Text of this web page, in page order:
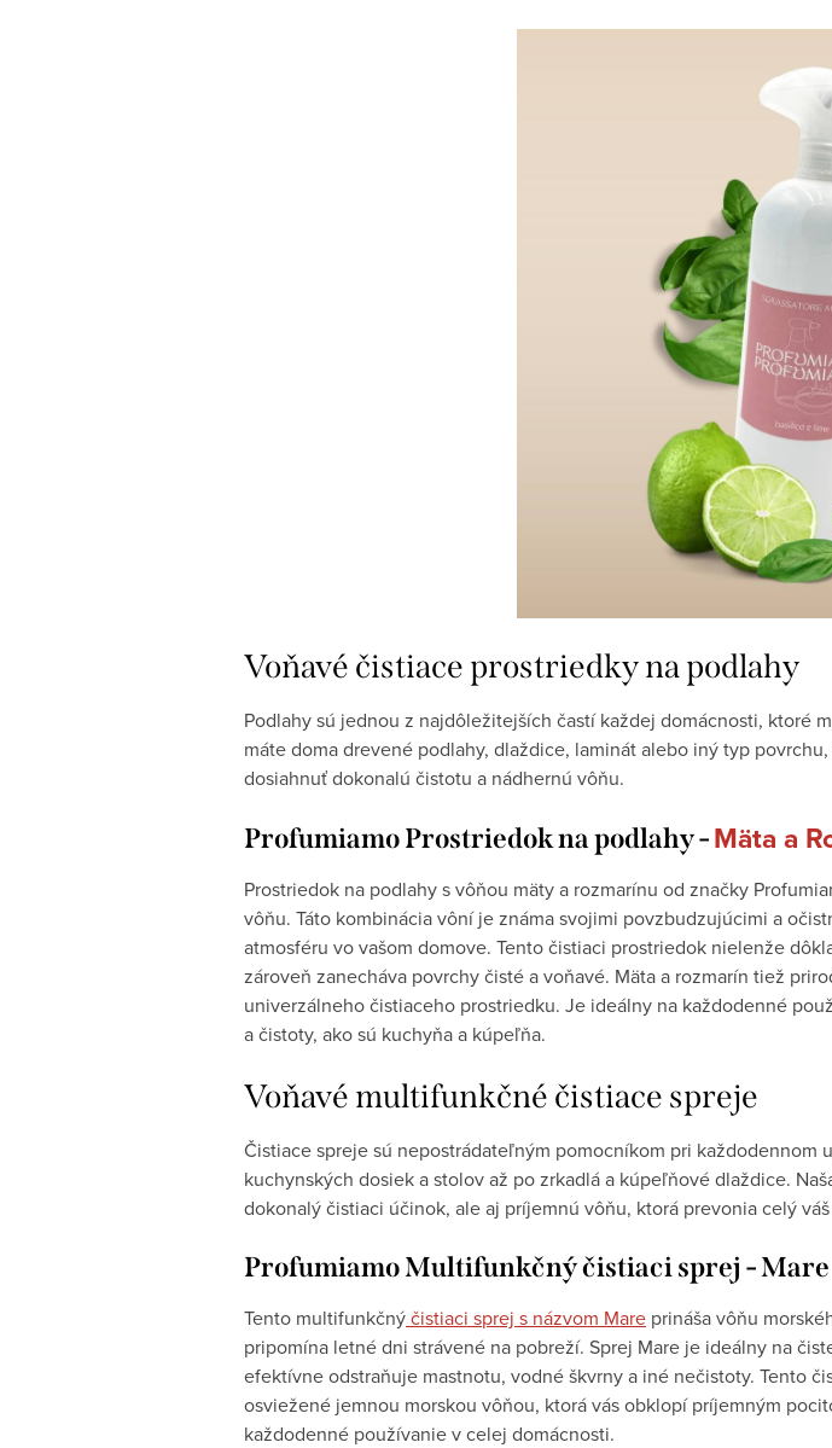
Voňavé čistiace prostriedky na podlahy
Podlahy sú jednou z najdôležitejších častí každej domácnosti, ktoré
máte doma drevené podlahy, dlaždice, laminát alebo iný typ
dosiahnuť dokonalú čistotu a nádhernú vôňu.
Profumiamo Prostriedok na podlahy -Mäta a
Prostriedok na podlahy s vôňou mäty a rozmarínu od značky
vôňu. Táto kombinácia vôní je známa svojimi povzbudzujúcimi a
atmosféru vo vašom domove. Tento čistiaci prostriedok nielenže
zároveň zanecháva povrchy čisté a voňavé. Mäta a rozmarín tiež
univerzálneho čistiaceho prostriedku. Je ideálny na každodenné
a čistoty, ako sú kuchyňa a kúpeľňa.
Voňavé multifunkčné čistiace spreje
Čistiace spreje sú nepostrádateľným pomocníkom pri každodennom
kuchynských dosiek a stolov až po zrkadlá a kúpeľňové dlaždice.
dokonalý čistiaci účinok, ale aj príjemnú vôňu, ktorá prevonia celý
Profumiamo Multifunkčný čistiaci sprej - Mare
Tento multifunkčnýčistiaci sprej s názvom Mare prináša vôňu
pripomína letné dni strávené na pobreží. Sprej Mare je ideálny na
efektívne odstraňuje mastnotu, vodné škvrny a iné nečistoty. Tento
osviežené jemnou morskou vôňou, ktorá vás obklopí príjemným
každodenné používanie v celej domácnosti.